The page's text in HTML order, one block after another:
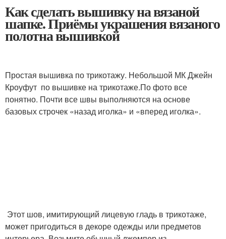
Как сделать вышивку на вязаной
шапке. Приёмы украшения вязаного
полотна вышивкой
Простая вышивка по трикотажу. Небольшой МК Джейн
Кроуфут по вышивке на трикотаже.По фото все
понятно. Почти все швы выполняются на основе
базовых строчек «назад иголка» и «вперед иголка».
Этот шов, имитирующий лицевую гладь в трикотаже,
может пригодиться в декоре одежды или предметов